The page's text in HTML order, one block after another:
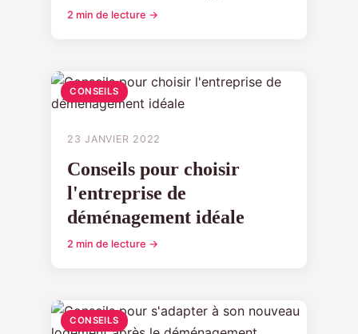
2 min de lecture →
CONSEILS
23 JANVIER 2022
Conseils pour choisir
l'entreprise de
déménagement idéale
2 min de lecture →
CONSEILS